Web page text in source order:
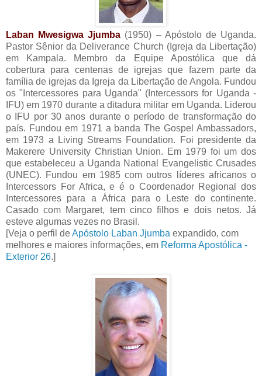
Laban Mwesigwa Jjumba (1950) – Apóstolo de Uganda.
Pastor Sênior da Deliverance Church (Igreja da Libertação)
em Kampala. Membro da Equipe Apostólica que dá
cobertura para centenas de igrejas que fazem parte da
família de igrejas da Igreja da Libertação de Angola. Fundou
os "Intercessores para Uganda" (Intercessors for Uganda -
IFU) em 1970 durante a ditadura militar em Uganda. Liderou
o IFU por 30 anos durante o período de transformação do
país. Fundou em 1971 a banda The Gospel Ambassadors,
em 1973 a Living Streams Foundation. Foi presidente da
Makerere University Christian Union. Em 1979 foi um dos
que estabeleceu a Uganda National Evangelistic Crusades
(UNEC). Fundou em 1985 com outros líderes africanos o
Intercessors For Africa, e é o Coordenador Regional dos
Intercessores para a África para o Leste do continente.
Casado com Margaret, tem cinco filhos e dois netos. Já
esteve algumas vezes no Brasil.
[Veja o perfil deApóstolo Laban Jjumba expandido, com
melhores e maiores informações, em Reforma Apostólica -
Exterior 26.]